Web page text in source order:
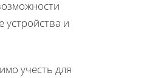
устройства и
учесть для